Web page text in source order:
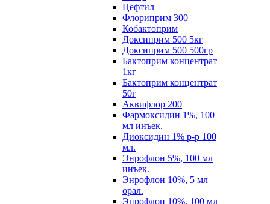
Цефтил
Флориприм 300
Кобактоприм
Доксиприм 500 5кг
Доксиприм 500 500гр
Бактоприм концентрат
1кг
Бактоприм концентрат
50г
Аквифлор 200
Фармоксидин 1%, 100
мл инъек.
Диоксидин 1% р-р 100
мл.
Энрофлон 5%, 100 мл
инъек.
Энрофлон 10%, 5 мл
орал.
Энрофлон 10%, 100 мл